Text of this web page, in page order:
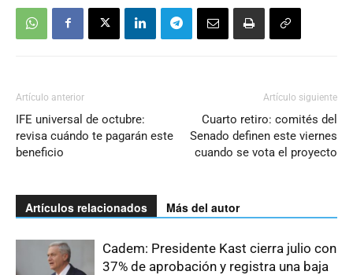
Artículo anterior
IFE universal de octubre:
revisa cuándo te pagarán este
beneficio
Artículo siguiente
Cuarto retiro: comités del
Senado definen este viernes
cuando se vota el proyecto
Artículos relacionados Más del autor
Cadem: Presidente Kast cierra julio con
37% de aprobación y registra una baja